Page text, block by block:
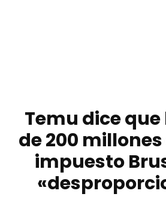
Temu dice
de 200
impuesto